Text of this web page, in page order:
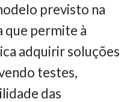
previsto na
que permite à
adquirir soluções
testes,
das